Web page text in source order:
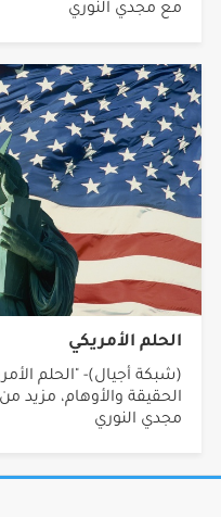
مع مجدي النوري
الحلم الأمريكي
(شبكة أجيال)- "الحلم
الحقيقة والأوهام، مزيد
مجدي النوري